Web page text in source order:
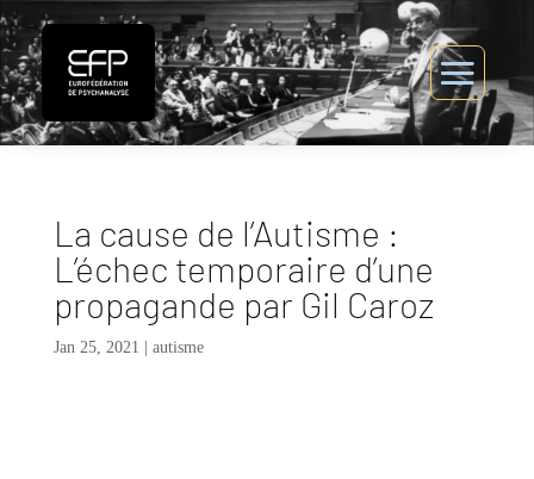
La cause de l’Autisme :
L’échec temporaire d’une
propagande par Gil Caroz
Jan 25, 2021 autisme